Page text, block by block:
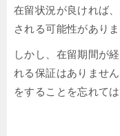
在留状況が良ければ
される可能性がありま
しかし、在留期間が
れる保証はありませ
をすることを忘れては